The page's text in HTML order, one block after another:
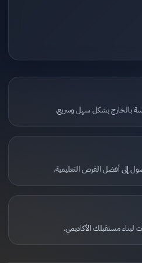
بالخارج بشكل سهل وسريع.
إلى أفضل الفرص التعليمية.
لبناء مستقبلك الأكاديمي.